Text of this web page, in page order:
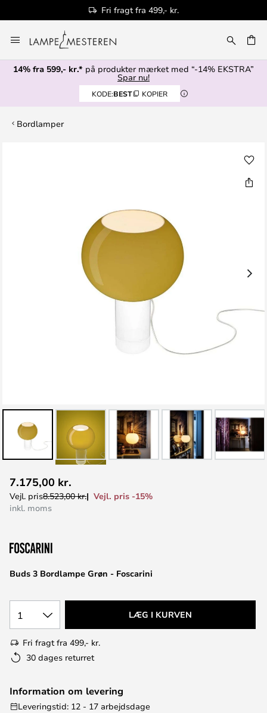
Fri fragt fra 499,- kr.
to
Content
14% fra 599,- kr.* på produkter mærket med “-14% EKSTRA”
Spar nu!
KODE:BEST KOPIER
Bordlamper
til
starten
Buds 3 Bordlampe Grøn - Foscarini
7.175,00 kr.
Vejl. pris8.523,00 kr.
Vejl. pris -15%
inkl. moms
1 LÆG I KURVEN
Fri fragt fra 499,- kr.
30 dages returret
Information om levering
Leveringstid: 12 - 17 arbejdsdage